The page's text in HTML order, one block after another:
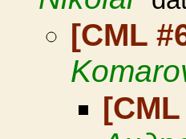
[CML